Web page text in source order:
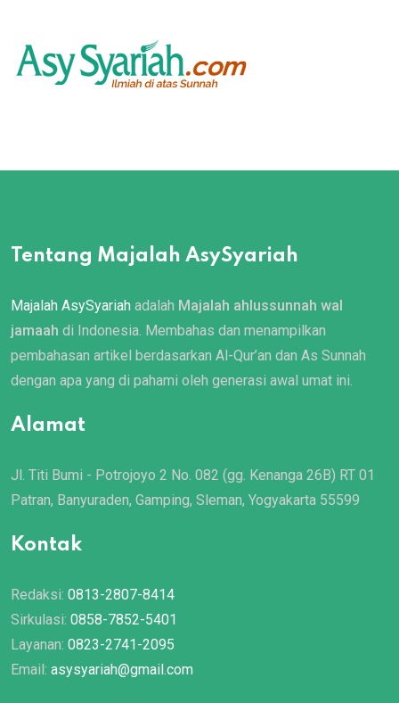
Tentang Majalah AsySyariah
Majalah AsySyariah adalah Majalah ahlussunnah wal
jamaah di Indonesia. Membahas dan menampilkan
pembahasan artikel berdasarkan Al-Qur’an dan As Sunnah
dengan apa yang di pahami oleh generasi awal umat ini.
Alamat
Jl. Titi Bumi - Potrojoyo 2 No. 082 (gg. Kenanga 26B) RT 01
Patran, Banyuraden, Gamping, Sleman, Yogyakarta 55599
Kontak
Redaksi: 0813-2807-8414
Sirkulasi: 0858-7852-5401
Layanan: 0823-2741-2095
Email: asysyariah@gmail.com